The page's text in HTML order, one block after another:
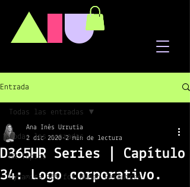
AIU
Entrada
Todas las entradas
HR Topics
Dynamics 365 for Human Resources
Todas las entradas
D365HR Series | Capítulo
34: Logo corporativo.
Ana Inés Urrutia
2 dic 2020 2 min de lectura